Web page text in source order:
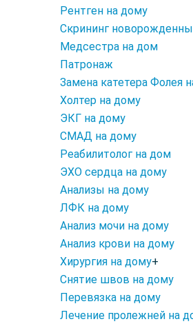
Рентген на дому
Скрининг
Медсестра на дом
Патронаж
Замена катетера Фолея
Холтер на дому
ЭКГ на дому
СМАД на дому
Реабилитолог на дом
ЭХО сердца на дому
Анализы на дому
ЛФК на дому
Анализ мочи на дому
Анализ крови на дому
Хирургия на дому+
Снятие швов на дому
Перевязка на дому
Лечение пролежней на